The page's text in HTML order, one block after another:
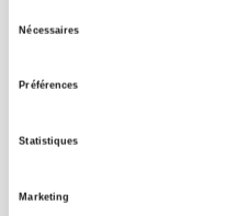
Nécessaires
Préférences
Statistiques
Marketing
original research, to edit